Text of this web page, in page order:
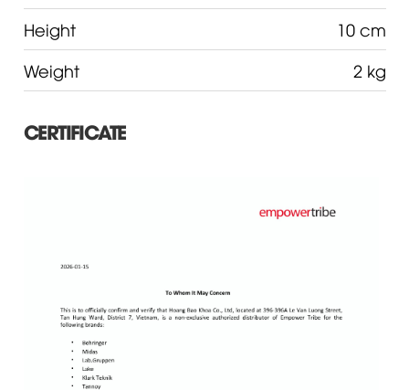
Height
10 cm
Weight
2 kg
CERTIFICATE